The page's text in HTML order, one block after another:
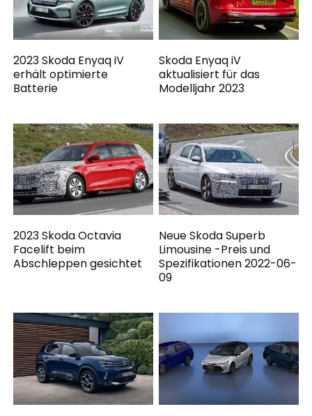
2023 Skoda Enyaq iV
erhält optimierte
Batterie
Skoda Enyaq iV
aktualisiert für das
Modelljahr 2023
2023 Skoda Octavia
Facelift beim
Abschleppen gesichtet
Neue Skoda Superb
Limousine -Preis und
Spezifikationen 2022-06-
09